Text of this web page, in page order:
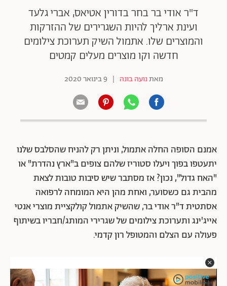
ד"ר אודי בר בחר בדורין אטיאס, אברי גלעד
ועינת ארליך להיות השגרירים של ההזרקות
והמוצרים שלו. אתמול השיק תערוכת צילומים
חדשה וקו מוצרים מעלים קמטים
מאתנועה בונה | 9 בינואר 2020
אמנם הסופה החלה אתמול, וניתן רק להניח שהסלבס שלנו
יתעטפו בפוך ויעלו סטוריז שלהם צופים ב"ארץ נהדרת" או
"האח גדול", נכון? אז מסתבר שיש סיבות טובות לצאת
מהבית גם כשסוער, ואחת מהן היא המומחה לרפואה
אסתטית ד"ר אודי בר, שהשיק אתמול קולקציית מוצרי אנטי
אייג'ינג ותערוכת צילומים של שגרירי המותג/חבריו בשיתוף
פעולה עם הצלם והמטופל רון קדמי.